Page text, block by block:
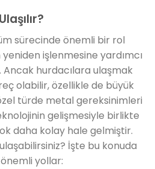
sürecinde önemli bir rol
işlenmesine yardımcı
hurdacılara ulaşmak
olabilir, özellikle de büyük
türde metal gereksinimleri
gelişmesiyle birlikte
daha kolay hale gelmiştir.
İşte bu konuda
yollar: